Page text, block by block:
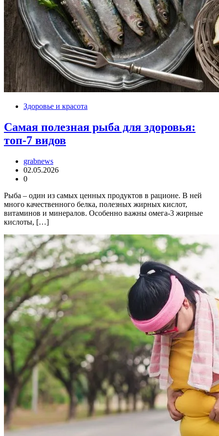
Здоровье и красота
Самая полезная рыба для здоровья:
топ-7 видов
grabnews
02.05.2026
0
Рыба – один из самых ценных продуктов в рационе. В ней
много качественного белка, полезных жирных кислот,
витаминов и минералов. Особенно важны омега-3 жирные
кислоты, […]